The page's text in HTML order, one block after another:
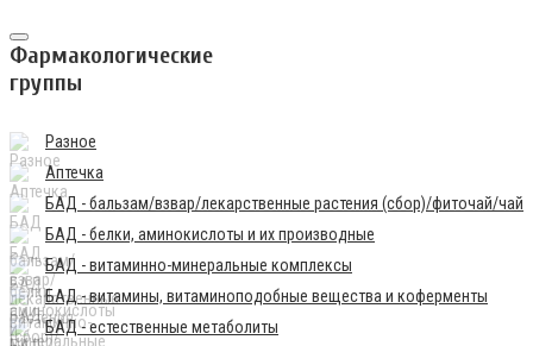
Фармакологические
группы
Разное
Аптечка
БАД - бальзам/взвар/лекарственные растения (сбор)/фиточай/чай
БАД - белки, аминокислоты и их производные
БАД - витаминно-минеральные комплексы
БАД - витамины, витаминоподобные вещества и коферменты
БАД - естественные метаболиты